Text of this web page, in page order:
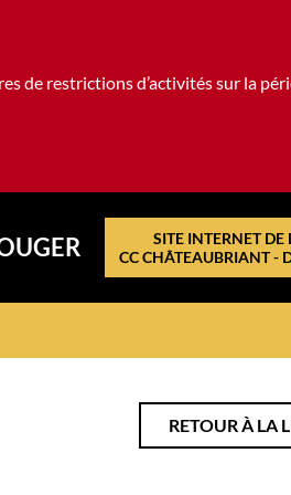
de restrictions d’activités sur la
SITE INTERNET DE
CC CHÂTEAUBRIANT -
RETOUR À LA